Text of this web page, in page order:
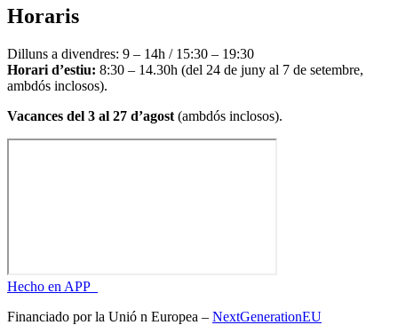
Horaris
Dilluns a divendres: 9 – 14h / 15:30 – 19:30
Horari d’estiu: 8:30 – 14.30h (del 24 de juny al 7 de setembre,
ambdós inclosos).
Vacances del 3 al 27 d’agost (ambdós inclosos).
Hecho en APP_
Financiado por la Unió n Europea – NextGenerationEU